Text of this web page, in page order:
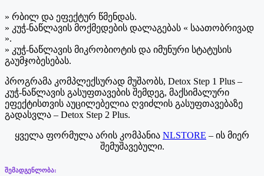
» რბილ და ეფექტურ წმენდას.
» კუჭ-ნაწლავის მოქმედების დალაგებას « საათობრივად
».
» კუჭ-ნაწლავის მიკრობიოტის და იმუნური სტატუსის
გაუმჯობესებას.
პროგრამა კომპლექსურად მუშაობს, Detox Step 1 Plus –
კუჭ-ნაწლავის გასუფთავების შემდეგ, მაქსიმალური
ეფექტისთვის აუცილებელია ღვიძლის გასუფთავებაზე
გადასვლა – Detox Step 2 Plus.
ყველა ფორმულა არის კომპანია NLSTORE – ის მიერ
შემუშავებული.
შემადგენლობა: